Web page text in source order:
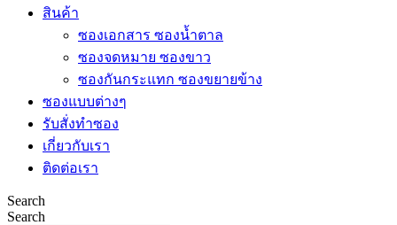
สินค้า
ซองเอกสาร ซองน้ำตาล
ซองจดหมาย ซองขาว
ซองกันกระแทก ซองขยายข้าง
ซองแบบต่างๆ
รับสั่งทำซอง
เกี่ยวกับเรา
ติดต่อเรา
Search
Search